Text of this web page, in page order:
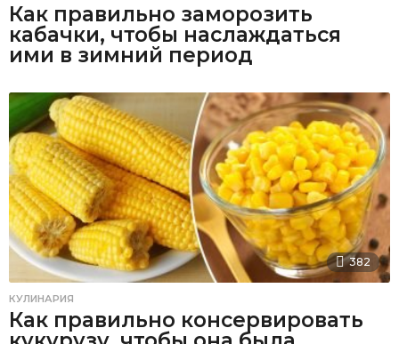
Как правильно заморозить
кабачки, чтобы наслаждаться
ими в зимний период
382
КУЛИНАРИЯ
Как правильно консервировать